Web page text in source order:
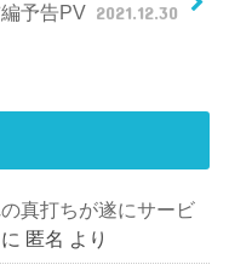
予告PV 2021.12.30
真打ちが遂にサービ
に 匿名 より